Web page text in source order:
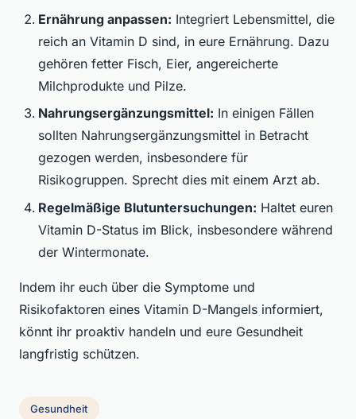
Ernährung anpassen: Integriert Lebensmittel, die
reich an Vitamin D sind, in eure Ernährung. Dazu
gehören fetter Fisch, Eier, angereicherte
Milchprodukte und Pilze.
Nahrungsergänzungsmittel: In einigen Fällen
sollten Nahrungsergänzungsmittel in Betracht
gezogen werden, insbesondere für
Risikogruppen. Sprecht dies mit einem Arzt ab.
Regelmäßige Blutuntersuchungen: Haltet euren
Vitamin D-Status im Blick, insbesondere während
der Wintermonate.
Indem ihr euch über die Symptome und
Risikofaktoren eines Vitamin D-Mangels informiert,
könnt ihr proaktiv handeln und eure Gesundheit
langfristig schützen.
Gesundheit